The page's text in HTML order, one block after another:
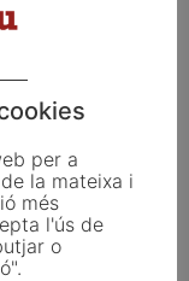
per a
la mateixa i
més
l'ús de
o